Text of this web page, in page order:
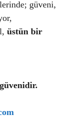
güveni,
üstün bir